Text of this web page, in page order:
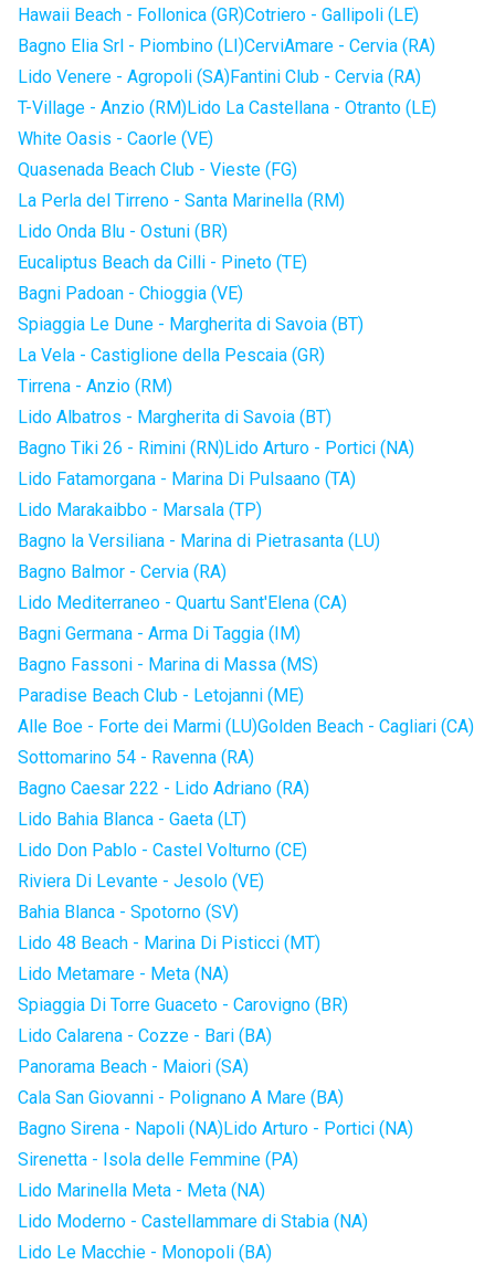
Hawaii Beach - Follonica (GR)Cotriero - Gallipoli (LE)
Bagno Elia Srl - Piombino (LI)CerviAmare - Cervia (RA)
Lido Venere - Agropoli (SA)Fantini Club - Cervia (RA)
T-Village - Anzio (RM)Lido La Castellana - Otranto (LE)
White Oasis - Caorle (VE)
Quasenada Beach Club - Vieste (FG)
La Perla del Tirreno - Santa Marinella (RM)
Lido Onda Blu - Ostuni (BR)
Eucaliptus Beach da Cilli - Pineto (TE)
Bagni Padoan - Chioggia (VE)
Spiaggia Le Dune - Margherita di Savoia (BT)
La Vela - Castiglione della Pescaia (GR)
Tirrena - Anzio (RM)
Lido Albatros - Margherita di Savoia (BT)
Bagno Tiki 26 - Rimini (RN)Lido Arturo - Portici (NA)
Lido Fatamorgana - Marina Di Pulsaano (TA)
Lido Marakaibbo - Marsala (TP)
Bagno la Versiliana - Marina di Pietrasanta (LU)
Bagno Balmor - Cervia (RA)
Lido Mediterraneo - Quartu Sant'Elena (CA)
Bagni Germana - Arma Di Taggia (IM)
Bagno Fassoni - Marina di Massa (MS)
Paradise Beach Club - Letojanni (ME)
Alle Boe - Forte dei Marmi (LU)Golden Beach - Cagliari (CA)
Sottomarino 54 - Ravenna (RA)
Bagno Caesar 222 - Lido Adriano (RA)
Lido Bahia Blanca - Gaeta (LT)
Lido Don Pablo - Castel Volturno (CE)
Riviera Di Levante - Jesolo (VE)
Bahia Blanca - Spotorno (SV)
Lido 48 Beach - Marina Di Pisticci (MT)
Lido Metamare - Meta (NA)
Spiaggia Di Torre Guaceto - Carovigno (BR)
Lido Calarena - Cozze - Bari (BA)
Panorama Beach - Maiori (SA)
Cala San Giovanni - Polignano A Mare (BA)
Bagno Sirena - Napoli (NA)Lido Arturo - Portici (NA)
Sirenetta - Isola delle Femmine (PA)
Lido Marinella Meta - Meta (NA)
Lido Moderno - Castellammare di Stabia (NA)
Lido Le Macchie - Monopoli (BA)